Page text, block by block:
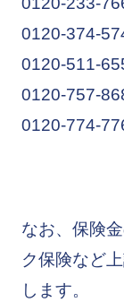
0120-374-
0120-511-
0120-757-
0120-774-
なお、保険
ク保険など
します。